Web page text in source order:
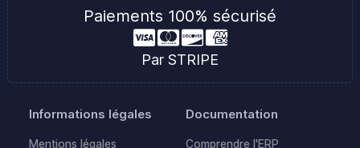
Paiements 100% sécurisé
Par STRIPE
Informations légales
Mentions légales
Documentation
Comprendre l'ERP